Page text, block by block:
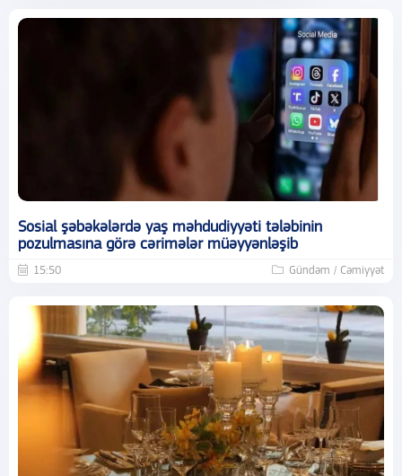
Sosial şəbəkələrdə yaş məhdudiyyəti tələbinin
pozulmasına görə cərimələr müəyyənləşib
15:50 Gündəm / Cəmiyyət